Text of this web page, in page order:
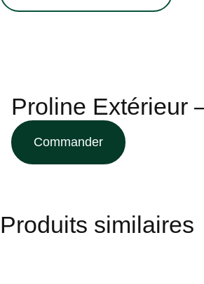
Proline Extérieur
Commander
Produits similaires